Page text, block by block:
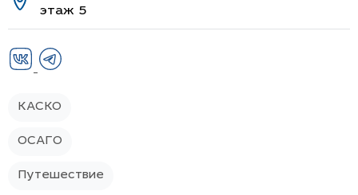
этаж 5
КАСКО
ОСАГО
Путешествие